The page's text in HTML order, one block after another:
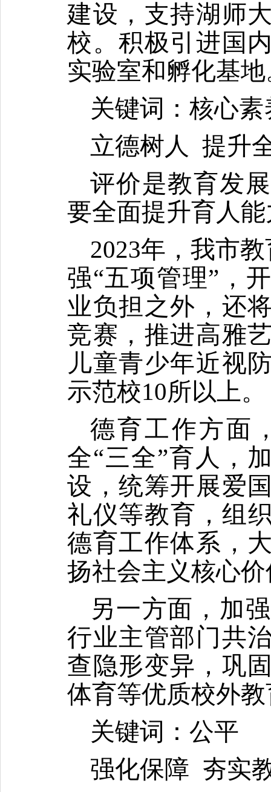
建设，支持湖师
校。积极引进国
实验室和孵化基
关键词：核心素
立德树人 提升
评价是教育发
要全面提升育人
2023年，我市
强“五项管理” ，
业负担之外，还
竞赛，推进高雅
儿童青少年近视
示范校10所以上。
德育工作方面
全“三全”育人，
设，统筹开展爱
礼仪等教育，组
德育工作体系，
扬社会主义核心
另一方面，加
行业主管部门共
查隐形变异，巩
体育等优质校外
关键词：公平
强化保障 夯实